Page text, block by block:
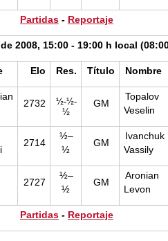
Partidas- Reportaje
2008, 15:00 - 19:00 h local
Elo Res. Título Nombre
2732
½-½-
½
GM
Topalov
Veselin
2714
½–
½
GM
Ivanchuk
Vassily
2727
½–
½
GM
Aronian
Levon
Partidas- Reportaje